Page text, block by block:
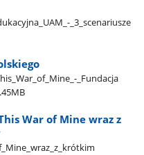
​_3​_scenariusze​
​_Fundacja​
War of Mine wraz z